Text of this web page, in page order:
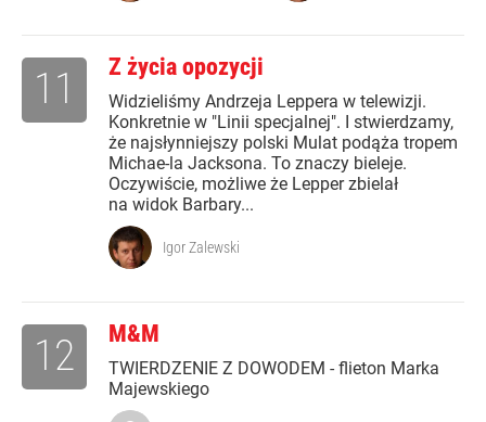
Z życia opozycji
Widzieliśmy Andrzeja Leppera w telewizji.
Konkretnie w "Linii specjalnej". I stwierdzamy,
że najsłynniejszy polski Mulat podąża tropem
Michae-la Jacksona. To znaczy bieleje.
Oczywiście, możliwe że Lepper zbielał
na widok Barbary...
11
Igor Zalewski
M&M
TWIERDZENIE Z DOWODEM - flieton Marka
Majewskiego
12